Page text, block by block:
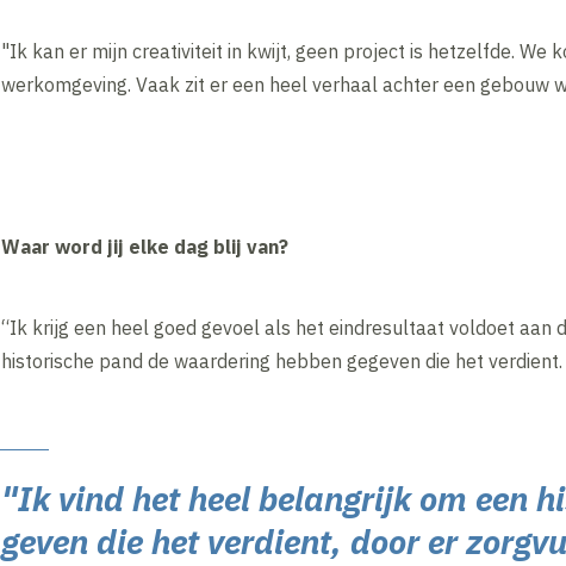
"Ik kan er mijn creativiteit in kwijt, geen project is hetzelfde. We
werkomgeving. Vaak zit er een heel verhaal achter een
Waar word jij elke dag blij van?
“Ik krijg een heel goed gevoel als het eindresultaat voldoet aan
historische pand de waardering hebben gegeven die het
"Ik vind het heel belangrijk om een
geven die het verdient, door er